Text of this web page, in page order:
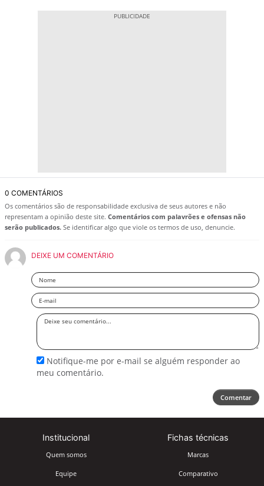
0 COMENTÁRIOS
Os comentários são de responsabilidade exclusiva de seus autores e não
representam a opinião deste site. Comentários com palavrões e ofensas não
serão publicados. Se identificar algo que viole os termos de uso, denuncie.
DEIXE UM COMENTÁRIO
Nome
Email
Deixe
Notifique-me por e-mail se alguém responder ao
meu comentário.
Comentar
Institucional
Quem somos
Equipe
Fichas técnicas
Marcas
Comparativo